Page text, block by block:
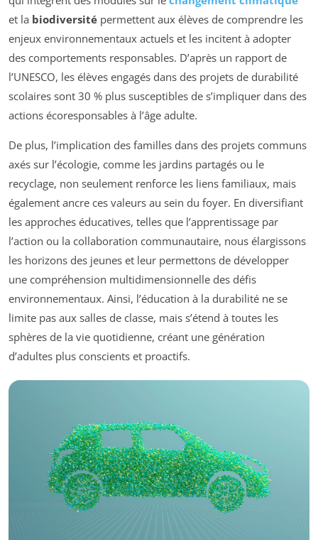
et la biodiversité permettent aux élèves de comprendre les
enjeux environnementaux actuels et les incitent à adopter
des comportements responsables. D’après un rapport de
l’UNESCO, les élèves engagés dans des projets de durabilité
scolaires sont 30 % plus susceptibles de s’impliquer dans des
actions écoresponsables à l’âge adulte.
De plus, l’implication des familles dans des projets communs
axés sur l’écologie, comme les jardins partagés ou le
recyclage, non seulement renforce les liens familiaux, mais
également ancre ces valeurs au sein du foyer. En diversifiant
les approches éducatives, telles que l’apprentissage par
l’action ou la collaboration communautaire, nous élargissons
les horizons des jeunes et leur permettons de développer
une compréhension multidimensionnelle des défis
environnementaux. Ainsi, l’éducation à la durabilité ne se
limite pas aux salles de classe, mais s’étend à toutes les
sphères de la vie quotidienne, créant une génération
d’adultes plus conscients et proactifs.